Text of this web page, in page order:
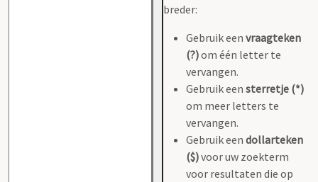
breder:
Gebruik een vraagteken
(?)om één letter te
vervangen.
Gebruik een sterretje (*)
om meer letters te
vervangen.
Gebruik een dollarteken
($)voor uw zoekterm
voor resultaten die op